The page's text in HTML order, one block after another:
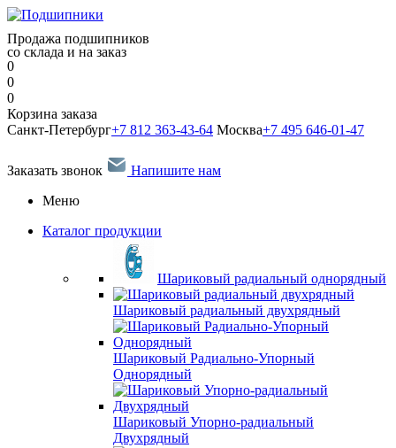
Продажа подшипников
со склада и на заказ
0
0
0
Корзина заказа
Санкт-Петербург+7 812 363-43-64 Москва+7 495 646-01-47
Заказать звонок
Напишите нам
Меню
Каталог продукции
Шариковый радиальный однорядный
Шариковый радиальный двухрядный
Шариковый Радиально-Упорный
Однорядный
Шариковый Упорно-радиальный
Двухрядный